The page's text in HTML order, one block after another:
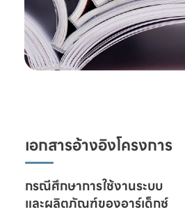
เอกสารอ้างอิงโครงการ
และผลิตภัณฑ์ของอาร์เด็กซ์